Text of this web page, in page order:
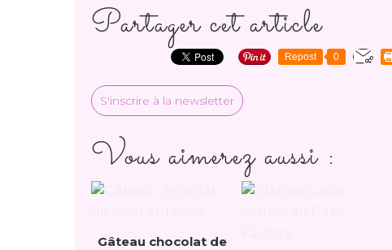
Partager cet article
Repost 0
S'inscrire à la newsletter
Vous aimerez aussi :
Gâteau chocolat de